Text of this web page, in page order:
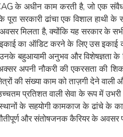
के अधीन काम करती है, जो एक
पूरा सरकारी ढांचा एक विशाल
मिलता है, क्योंकि यह सरकार के
इकाई का ऑडिट करने के लिए उस
बहुआयामी अनुभव और विशेषज्ञता के
अपनी नौकरी की एकरसता की
संख्या काम को ताज़गी देने वाली और
प्रतिशत वाली सेवा के रूप में
के सहयोगी कामकाज के ढांचे के
और संतोषजनक कैरियर के अवसर